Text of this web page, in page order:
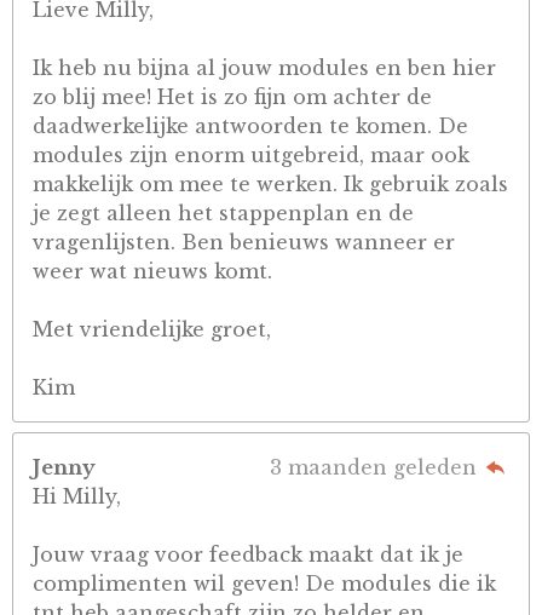
Lieve Milly,
Ik heb nu bijna al jouw modules en ben hier
zo blij mee! Het is zo fijn om achter de
daadwerkelijke antwoorden te komen. De
modules zijn enorm uitgebreid, maar ook
makkelijk om mee te werken. Ik gebruik zoals
je zegt alleen het stappenplan en de
vragenlijsten. Ben benieuws wanneer er
weer wat nieuws komt.
Met vriendelijke groet,
Kim
Jenny
3 maanden geleden
Hi Milly,
Jouw vraag voor feedback maakt dat ik je
complimenten wil geven! De modules die ik